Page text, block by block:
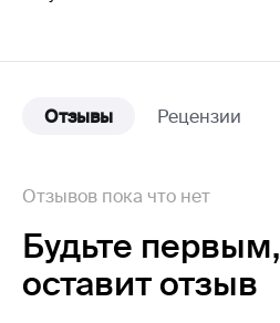
Отзывы Рецензии
Отзывов пока что нет
Будьте первым,
оставит отзыв